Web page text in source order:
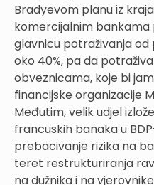
Bradyevom planu iz
komercijalnim bankama
glavnicu potraživanja od
oko 40%, pa da
obveznicama, koje bi
financijske organizacije
Međutim, velik udjel
francuskih banaka u
prebacivanje rizika na
teret restrukturiranja
na dužnika i na